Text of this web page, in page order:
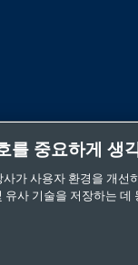
중요하게 생
가 사용자 환경을 개선
사 기술을 저장하는 데